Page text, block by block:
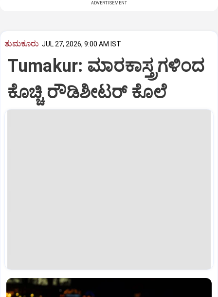
ADVERTISEMENT
ತುಮಕೂರು JUL 27, 2026, 9:00 AM IST
Tumakur: ಮಾರಕಾಸ್ತ್ರಗಳಿಂದ
ಕೊಚ್ಚಿ ರೌಡಿಶೀಟರ್ ಕೊಲೆ